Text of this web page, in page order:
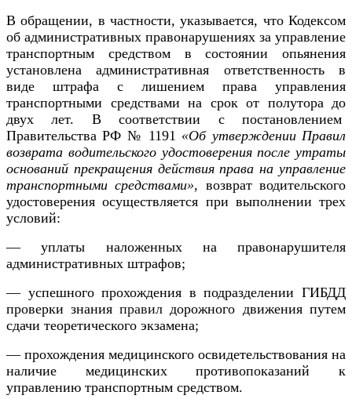
В обращении, в частности, указывается, что Кодексом
об административных правонарушениях за управление
транспортным средством в состоянии опьянения
установлена административная ответственность в
виде штрафа с лишением права управления
транспортными средствами на срок от полутора до
двух лет. В соответствии спостановлением
Правительства РФ № 1191 «Об утверждении Правил
возврата водительского удостоверения после утраты
оснований прекращения действия права на управление
транспортными средствами», возврат водительского
удостоверения осуществляется при выполнении трех
условий:
— уплаты наложенных на правонарушителя
административных штрафов;
— успешного прохождения в подразделении ГИБДД
проверки знания правилдорожного движения путем
сдачи теоретического экзамена;
— прохождения медицинского освидетельствования на
наличие медицинских противопоказаний к
управлению транспортным средством.